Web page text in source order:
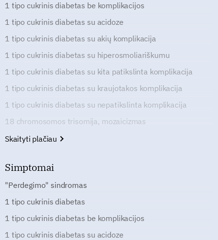
1 tipo cukrinis diabetas be komplikacijos
1 tipo cukrinis diabetas su acidoze
1 tipo cukrinis diabetas su akių komplikacija
1 tipo cukrinis diabetas su hiperosmoliariškumu
1 tipo cukrinis diabetas su kita patikslinta komplikacija
1 tipo cukrinis diabetas su kraujotakos komplikacija
1 tipo cukrinis diabetas su nepatikslinta komplikacija
18 chromosomos trisomija, mozaicizmas
Skaityti plačiau
Simptomai
"Perdegimo" sindromas
1 tipo cukrinis diabetas
1 tipo cukrinis diabetas be komplikacijos
1 tipo cukrinis diabetas su acidoze